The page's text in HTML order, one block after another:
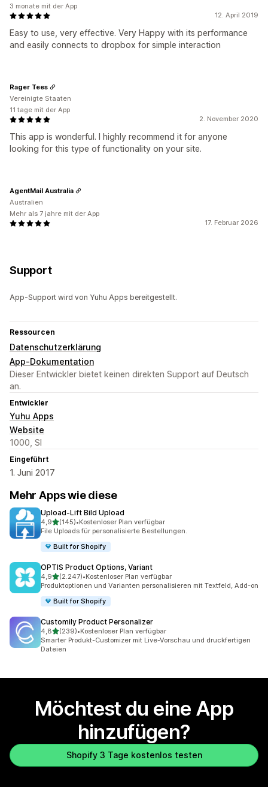
12. April 2019
Easy to use, very effective. Very Happy with its performance
and easily connects to dropbox for simple interaction
3 monate mit der App
2. November 2020
This app is wonderful. I highly recommend it for anyone
looking for this type of functionality on your site.
Rager Tees
Vereinigte Staaten
11 tage mit der App
17. Februar 2026
AgentMail Australia
Australien
Mehr als 7 jahre mit der App
Support
App-Support wird von Yuhu Apps bereitgestellt.
Ressourcen
Datenschutzerklärung
App-Dokumentation
Dieser Entwickler bietet keinen direkten Support auf Deutsch
an.
Entwickler
Yuhu Apps
Website
1000, SI
Eingeführt
1. Juni 2017
Mehr Apps wie diese
Upload‑Lift Bild Upload
4,9von 5 Sternen
(145)
145 Rezensionen insgesamt
•Kostenloser Plan verfügbar
File Uploads für personalisierte Bestellungen.
Built for Shopify
OPTIS Product Options, Variant
4,9von 5 Sternen
(2.247)
2247 Rezensionen insgesamt
•Kostenloser Plan verfügbar
Produktoptionen und Varianten personalisieren mit Textfeld, Add-on
Built for Shopify
Customily Product Personalizer
4,8von 5 Sternen
(239)
239 Rezensionen insgesamt
•Kostenloser Plan verfügbar
Smarter Produkt-Customizer mit Live-Vorschau und druckfertigen
Dateien
Möchtest du eine App
hinzufügen?
Shopify 3 Tage kostenlos testen